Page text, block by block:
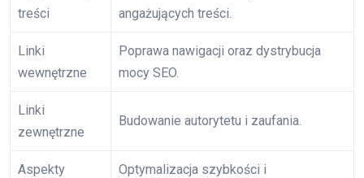
treści
angażujących treści.
Linki
wewnętrzne
Poprawa nawigacji oraz dystrybucja
mocy SEO.
Linki
zewnętrzne
Budowanie autorytetu i zaufania.
Aspekty
Optymalizacja szybkości i